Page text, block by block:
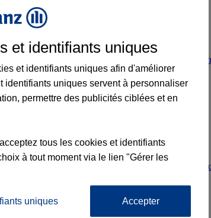
Conseils
Protection
et identifiants uniques
et identifiants uniques afin d'améliorer
identifiants uniques servent à personnaliser
permettre des publicités ciblées et en
tous les cookies et identifiants
à tout moment via le lien "Gérer les
uniques Accepter